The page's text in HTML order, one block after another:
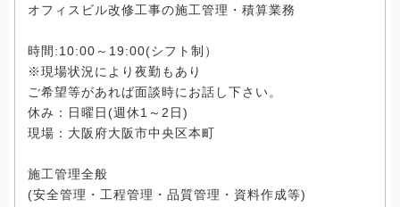
オフィスビル改修工事の施工管理・積算業務
時間:10:00～19:00(シフト制）
※現場状況により夜勤もあり
ご希望等があれば面談時にお話し下さい。
休み：日曜日(週休1～2日)
現場：大阪府大阪市中央区本町
施工管理全般
(安全管理・工程管理・品質管理・資料作成等)